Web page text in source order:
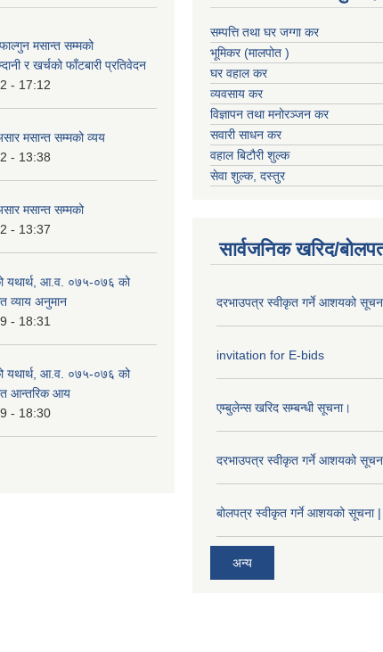
मसान्त सम्मको
र खर्चको फाँटबारी प्रतिवेदन
- 17:12
मसान्त सम्मको व्यय
- 13:38
मसान्त सम्मको
- 13:37
आ.व. ०७५-०७६ को
व्याय अनुमान
- 18:31
आ.व. ०७५-०७६ को
आन्तरिक आय
- 18:30
सम्पत्ति तथा घर जग्गा कर
भूमिकर (मालपोत )
घर वहाल कर
व्यवसाय कर
विज्ञापन तथा मनोरञ्जन कर
सवारी साधन कर
वहाल बिटौरी शुल्क
सेवा शुल्क, दस्तुर
सार्वजनिक खरिद/
दरभाउपत्र स्वीकृत गर्ने आशयको
invitation for E-bids
एम्बुलेन्स खरिद सम्बन्धी सूचना।
दरभाउपत्र स्वीकृत गर्ने आशयको
बोलपत्र स्वीकृत गर्ने आशयको सूचना |
अन्य